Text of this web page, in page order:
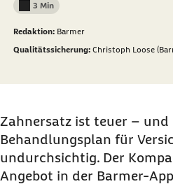
Lesedauer weniger als
3 Min
Redaktion: Barmer
Qualitätssicherung: Christoph Loose
Zahnersatz ist teuer – und
Behandlungsplan für
undurchsichtig. Der
Angebot in der Barmer-App